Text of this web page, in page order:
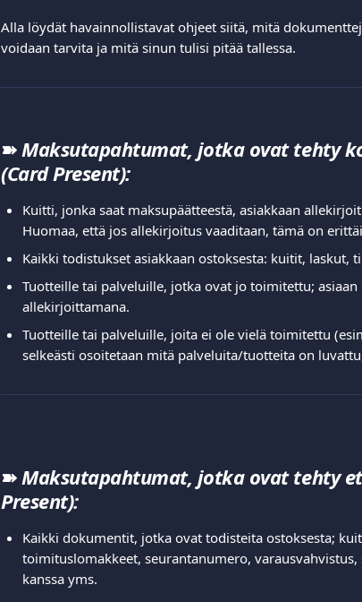
Alla löydät havainnollistavat ohjeet siitä, mitä
voidaan tarvita ja mitä sinun tulisi pitää tallessa.
➽ Maksutapahtumat, jotka ovat tehty
(Card Present):
Kuitti, jonka saat maksupäätteestä, asiakkaan
Huomaa, että jos allekirjoitus vaaditaan, tämä on
Kaikki todistukset asiakkaan ostoksesta: kuitit, laskut,
Tuotteille tai palveluille, jotka ovat jo toimitettu;
allekirjoittamana.
Tuotteille tai palveluille, joita ei ole vielä toimitettu
selkeästi osoitetaan mitä palveluita/tuotteita on
➽ Maksutapahtumat, jotka ovat tehty
Present):
Kaikki dokumentit, jotka ovat todisteita ostoksesta;
toimituslomakkeet, seurantanumero,
kanssa yms.